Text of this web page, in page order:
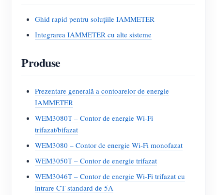
Ghid rapid pentru soluțiile IAMMETER
Integrarea IAMMETER cu alte sisteme
Produse
Prezentare generală a contoarelor de energie
IAMMETER
WEM3080T – Contor de energie Wi-Fi
trifazat/bifazat
WEM3080 – Contor de energie Wi-Fi monofazat
WEM3050T – Contor de energie trifazat
WEM3046T – Contor de energie Wi-Fi trifazat cu
intrare CT standard de 5A